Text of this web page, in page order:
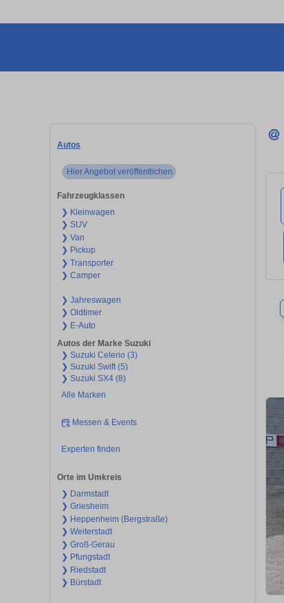
Autos
Hier Angebot veröffentlichen
Fahrzeugklassen
❯ Kleinwagen
❯ SUV
❯ Van
❯ Pickup
❯ Transporter
❯ Camper
❯ Jahreswagen
❯ Oldtimer
❯ E-Auto
Autos der Marke Suzuki
❯ Suzuki Celerio (3)
❯ Suzuki Swift (5)
❯ Suzuki SX4 (8)
Alle Marken
Messen & Events
Experten finden
Orte im Umkreis
❯ Darmstadt
❯ Griesheim
❯ Heppenheim (Bergstraße)
❯ Weiterstadt
❯ Groß-Gerau
❯ Pfungstadt
❯ Riedstadt
❯ Bürstadt